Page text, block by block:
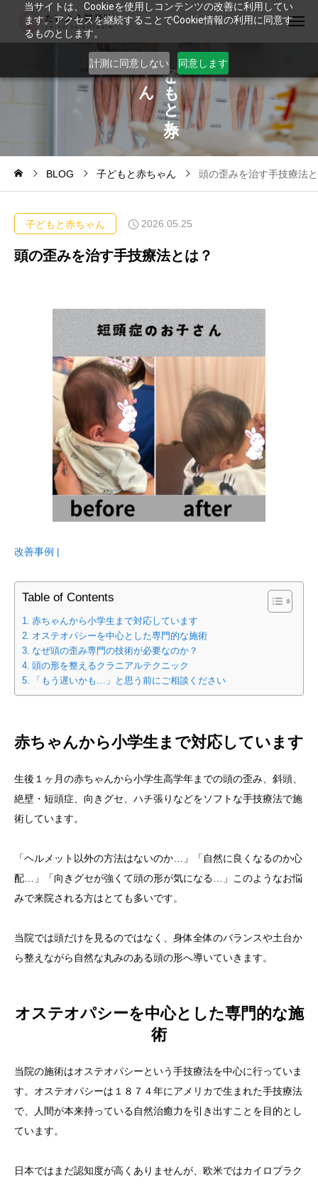
当サイトは、Cookieを使用しコンテンツの改善に利用してい
ます。アクセスを継続することでCookie情報の利用に同意す
るものとします。
計測に同意しない 同意します
ど
も
と
ち
ゃ
ん
BLOG 子どもと赤ちゃん 頭の歪みを治す手技療法
子どもと赤ちゃん 2026.05.25
頭の歪みを治す手技療法とは？
改善事例 |
Table of Contents
赤ちゃんから小学生まで対応しています
オステオパシーを中心とした専門的な施術
なぜ頭の歪み専門の技術が必要なのか？
頭の形を整えるクラニアルテクニック
「もう遅いかも…」と思う前にご相談ください
赤ちゃんから小学生まで対応しています
生後１ヶ月の赤ちゃんから小学生高学年までの頭の歪み、斜頭、
絶壁・短頭症、向きグセ、ハチ張りなどをソフトな手技療法で施
術しています。
「ヘルメット以外の方法はないのか…」「自然に良くなるのか心
配…」「向きグセが強くて頭の形が気になる…」このようなお悩
みで来院される方はとても多いです。
当院では頭だけを見るのではなく、身体全体のバランスや土台か
ら整えながら自然な丸みのある頭の形へ導いていきます。
オステオパシーを中心とした専門的な施
術
当院の施術はオステオパシーという手技療法を中心に行っていま
す。オステオパシーは１８７４年にアメリカで生まれた手技療法
で、人間が本来持っている自然治癒力を引き出すことを目的とし
ています。
日本ではまだ認知度が高くありませんが、欧米ではカイロプラク